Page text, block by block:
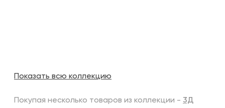
Показать всю коллекцию
Покупая несколько товаров из коллекции - 3Д